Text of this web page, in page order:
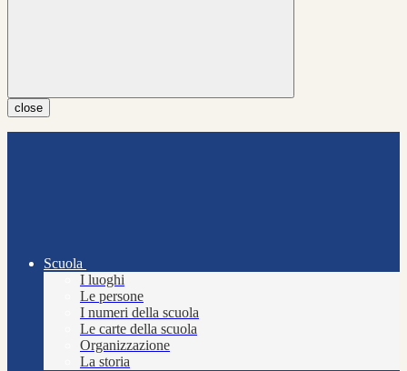
close
Scuola
I luoghi
Le persone
I numeri della scuola
Le carte della scuola
Organizzazione
La storia